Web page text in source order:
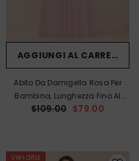
AGGIUNGI AL CARRELLO
Abito Da Damigella Rosa Per
Bambina, Lunghezza Fino Al
Pavimento, In Chiffon, Con
$109.00 $79.00
Vendita